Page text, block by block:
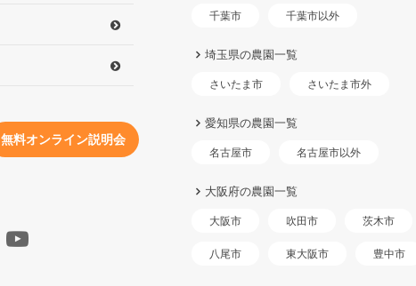
無料オンライン説明会
千葉市 千葉市以外
埼玉県の農園一覧
さいたま市 さいたま市外
愛知県の農園一覧
名古屋市 名古屋市以外
大阪府の農園一覧
大阪市 吹田市 茨木市
八尾市 東大阪市 豊中市